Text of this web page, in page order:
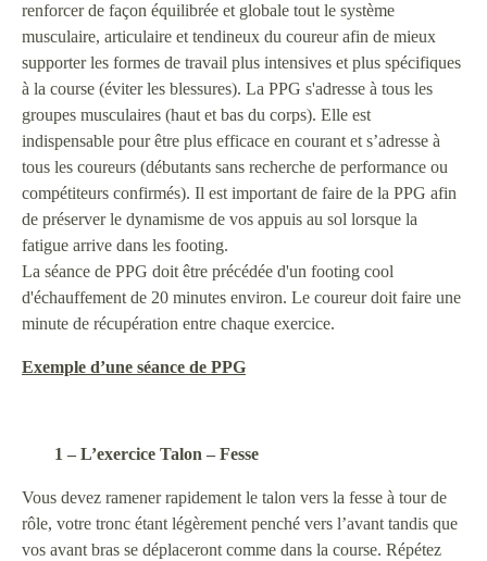
renforcer de façon équilibrée et globale tout le système
musculaire, articulaire et tendineux du coureur afin de mieux
supporter les formes de travail plus intensives et plus spécifiques
à la course (éviter les blessures). La PPG s'adresse à tous les
groupes musculaires (haut et bas du corps). Elle est
indispensable pour être plus efficace en courant et s’adresse à
tous les coureurs (débutants sans recherche de performance ou
compétiteurs confirmés). Il est important de faire de la PPG afin
de préserver le dynamisme de vos appuis au sol lorsque la
fatigue arrive dans les footing.
La séance de PPG doit être précédée d'un footing cool
d'échauffement de 20 minutes environ. Le coureur doit faire une
minute de récupération entre chaque exercice.
Exemple d’une séance de PPG
1 – L’exercice Talon – Fesse
Vous devez ramener rapidement le talon vers la fesse à tour de
rôle, votre tronc étant légèrement penché vers l’avant tandis que
vos avant bras se déplaceront comme dans la course. Répétez